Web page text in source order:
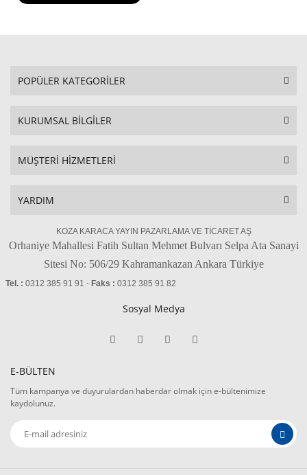
POPÜLER KATEGORİLER
KURUMSAL BİLGİLER
MÜŞTERİ HİZMETLERİ
YARDIM
KOZA KARACA YAYIN PAZARLAMA VE TİCARET AŞ
Orhaniye Mahallesi Fatih Sultan Mehmet Bulvarı Selpa Ata Sanayi
Sitesi No: 506/29 Kahramankazan Ankara Türkiye
Tel. : 0312 385 91 91 -Faks : 0312 385 91 82
Sosyal Medya
E-BÜLTEN
Tüm kampanya ve duyurulardan haberdar olmak için e-bültenimize
kaydolunuz.